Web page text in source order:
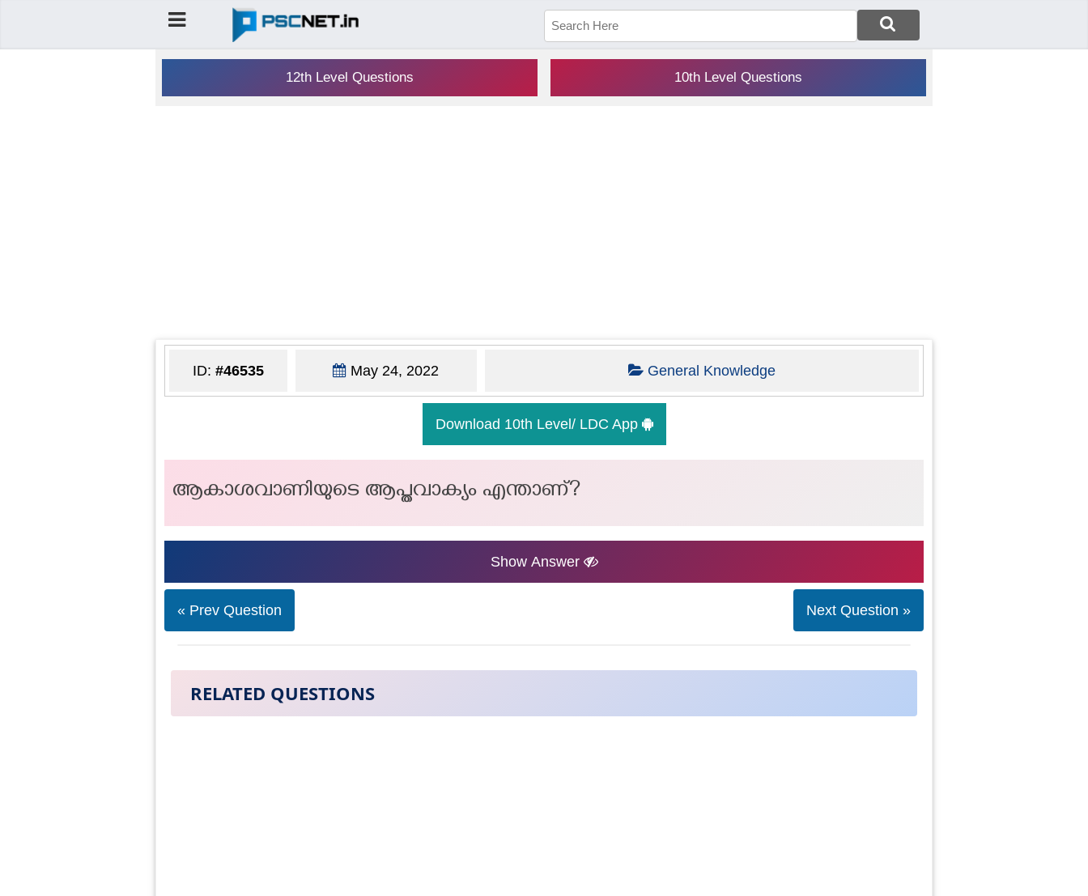
12th Level Questions 10th Level Questions
ID: #46535 May 24, 2022 General Knowledge
Download 10th Level/ LDC App
ആകാശവാണിയുടെ ആപ്തവാക്യം എന്താണ്?
Show Answer
« Prev Question Next Question »
RELATED QUESTIONS